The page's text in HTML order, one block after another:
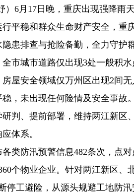
）6月17日晚，重庆出现强降雨
平稳和群众生命财产安全，重
患排查与抢险备勤，全力守护
市城市道路仅出现3处一般积
屋安全领域仅万州区出现2间
，未出现任何险情及安全事故。
判、提前部署，维持两江新区
体系。
类防汛预警信息482条次，点
个物业企业。针对两江新区
停工避险，从源头规避工地防